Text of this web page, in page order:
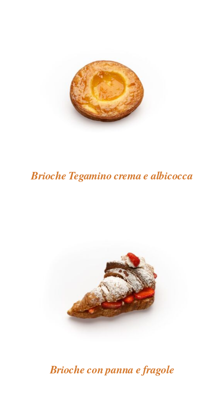
Brioche Tegamino crema e albicocca
Brioche con panna e fragole